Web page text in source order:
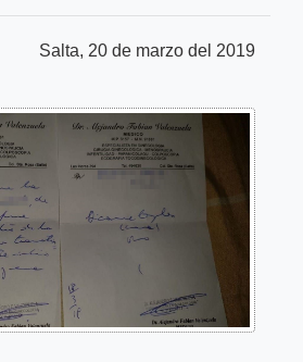
Salta, 20 de marzo del 2019